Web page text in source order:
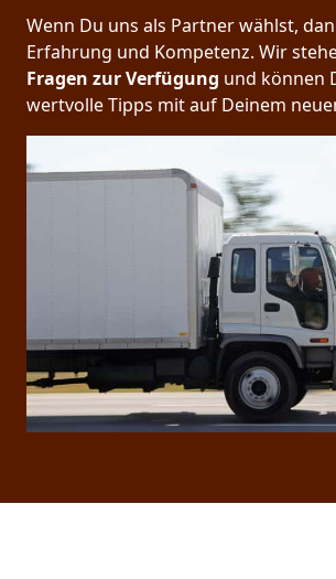
Wenn Du uns als Partner wählst,
Erfahrung und Kompetenz. Wir
Fragen zur Verfügung und können
wertvolle Tipps mit auf Deinem